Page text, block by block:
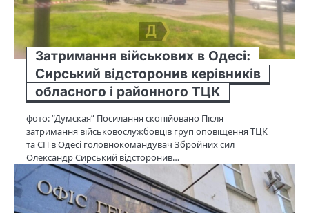
Затримання військових в Одесі:
Сирський відсторонив керівників
обласного і районного ТЦК
фото: “Думская” Посилання скопійовано Після
затримання військовослужбовців груп оповіщення ТЦК
та СП в Одесі головнокомандувач Збройних сил
Олександр Сирський відсторонив…